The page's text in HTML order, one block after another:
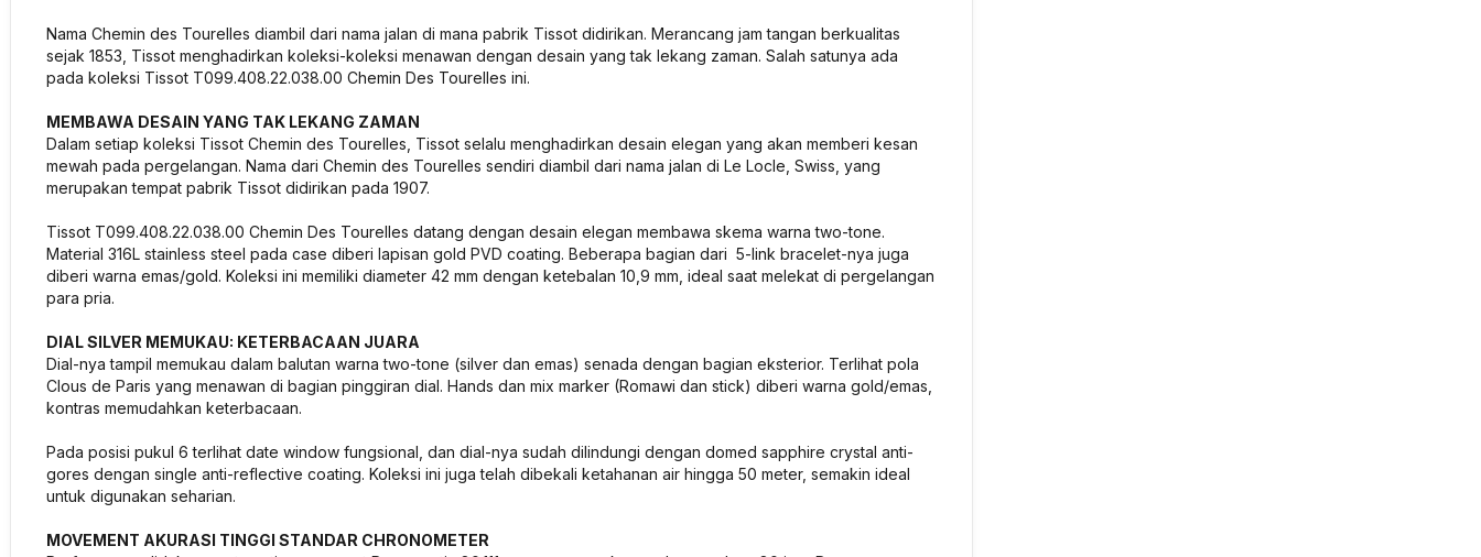
Nama Chemin des Tourelles diambil dari nama jalan di mana pabrik Tissot didirikan. Merancang jam tangan berkualitas
sejak 1853, Tissot menghadirkan koleksi-koleksi menawan dengan desain yang tak lekang zaman. Salah satunya ada
pada koleksi Tissot T099.408.22.038.00 Chemin Des Tourelles ini.
MEMBAWA DESAIN YANG TAK LEKANG ZAMAN
Dalam setiap koleksi Tissot Chemin des Tourelles, Tissot selalu menghadirkan desain elegan yang akan memberi kesan
mewah pada pergelangan. Nama dari Chemin des Tourelles sendiri diambil dari nama jalan di Le Locle, Swiss, yang
merupakan tempat pabrik Tissot didirikan pada 1907.
Tissot T099.408.22.038.00 Chemin Des Tourelles datang dengan desain elegan membawa skema warna two-tone.
Material 316L stainless steel pada case diberi lapisan gold PVD coating. Beberapa bagian dari 5-link bracelet-nya juga
diberi warna emas/gold. Koleksi ini memiliki diameter 42 mm dengan ketebalan 10,9 mm, ideal saat melekat di pergelangan
para pria.
DIAL SILVER MEMUKAU: KETERBACAAN JUARA
Dial-nya tampil memukau dalam balutan warna two-tone (silver dan emas) senada dengan bagian eksterior. Terlihat pola
Clous de Paris yang menawan di bagian pinggiran dial. Hands dan mix marker (Romawi dan stick) diberi warna gold/emas,
kontras memudahkan keterbacaan.
Pada posisi pukul 6 terlihat date window fungsional, dan dial-nya sudah dilindungi dengan domed sapphire crystal anti-
gores dengan single anti-reflective coating. Koleksi ini juga telah dibekali ketahanan air hingga 50 meter, semakin ideal
untuk digunakan seharian.
MOVEMENT AKURASI TINGGI STANDAR CHRONOMETER